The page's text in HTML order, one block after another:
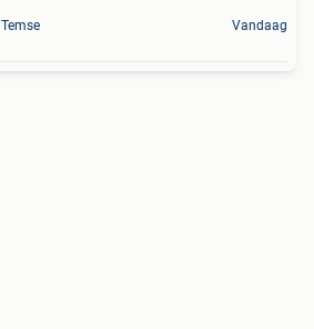
Temse Vandaag